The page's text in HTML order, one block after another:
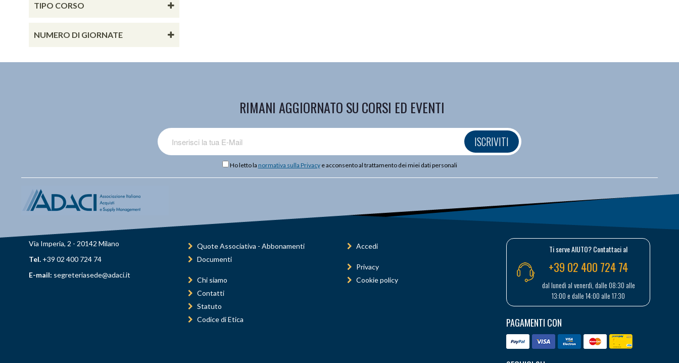
TIPO CORSO
NUMERO DI GIORNATE
RIMANI AGGIORNATO SU CORSI ED EVENTI
ISCRIVITI
Ho letto la normativa sulla Privacye acconsento al trattamento dei miei dati personali
Via Imperia, 2 - 20142 Milano
Tel. +39 02 400 724 74
E-mail: segreteriasede@adaci.it
Quote Associativa - Abbonamenti
Documenti
Chi siamo
Contatti
Statuto
Codice di Etica
Accedi
Privacy
Cookie policy
Ti serve AIUTO? Contattaci al
+39 02 400 724 74
dal lunedì al venerdì, dalle 08:30 alle
13:00 e dalle 14:00 alle 17:30
PAGAMENTI CON